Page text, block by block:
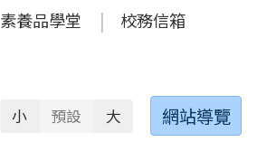
素養品學堂 校務信箱
小 預設 大 網站導覽